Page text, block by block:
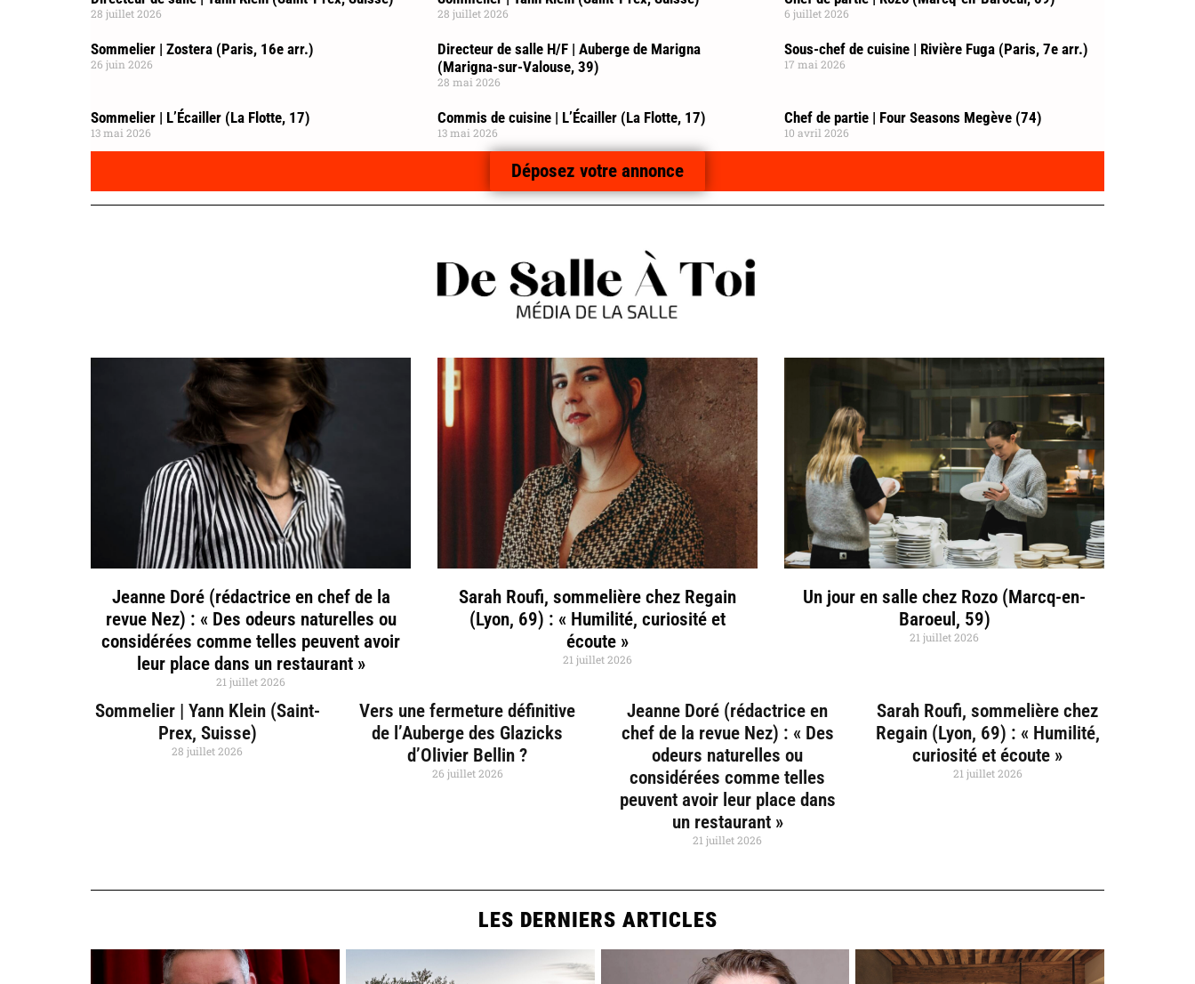
28 juillet 2026 28 juillet 2026 6 juillet 2026
Sommelier | Zostera (Paris, 16e arr.)
26 juin 2026
Directeur de salle H/F | Auberge de Marigna
(Marigna-sur-Valouse, 39)
28 mai 2026
Sous-chef de cuisine | Rivière Fuga (Paris, 7e arr.)
17 mai 2026
Sommelier | L’Écailler (La Flotte, 17)
13 mai 2026
Commis de cuisine | L’Écailler (La Flotte, 17)
13 mai 2026
Chef de partie | Four Seasons Megève (74)
10 avril 2026
Déposez votre annonce
Jeanne Doré (rédactrice en chef de la
revue Nez) : « Des odeurs naturelles ou
considérées comme telles peuvent avoir
leur place dans un restaurant »
21 juillet 2026
Sarah Roufi, sommelière chez Regain
(Lyon, 69) : « Humilité, curiosité et
écoute »
21 juillet 2026
Un jour en salle chez Rozo (Marcq-en-
Baroeul, 59)
21 juillet 2026
Sommelier | Yann Klein (Saint-
Prex, Suisse)
28 juillet 2026
Vers une fermeture définitive
de l’Auberge des Glazicks
d’Olivier Bellin ?
26 juillet 2026
Jeanne Doré (rédactrice en
chef de la revue Nez) : « Des
odeurs naturelles ou
considérées comme telles
peuvent avoir leur place dans
un restaurant »
21 juillet 2026
Sarah Roufi, sommelière chez
Regain (Lyon, 69) : « Humilité,
curiosité et écoute »
21 juillet 2026
LES DERNIERS ARTICLES